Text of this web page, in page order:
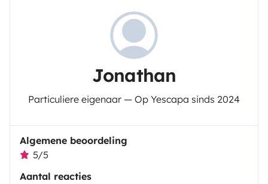
Jonathan
Particuliere eigenaar — Op Yescapa sinds 2024
Algemene beoordeling
5/5
Aantal reacties